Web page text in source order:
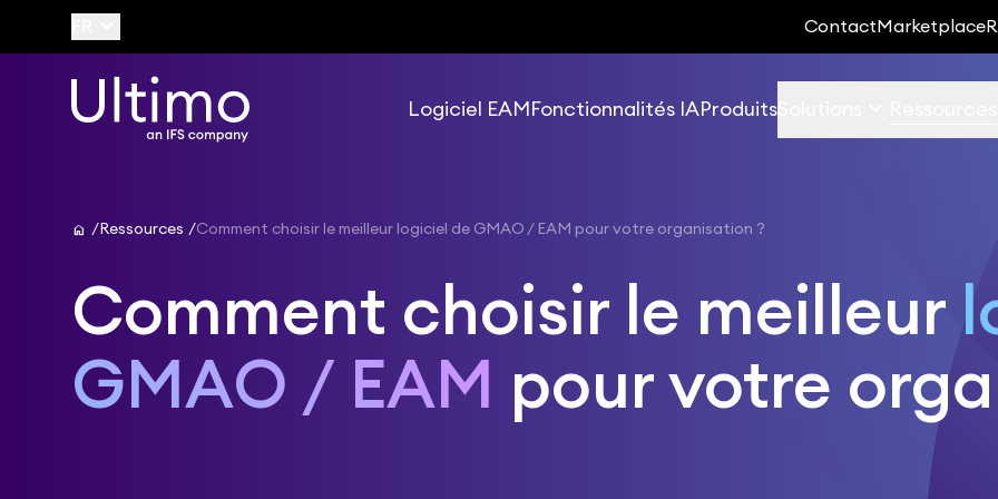
Contact Marketplace
Logiciel EAM Fonctionnalités IA Produits
home Ressources Comment choisir le meilleur logiciel de GMAO / EAM pour votre organisation ?
Comment choisir le meilleur
GMAO / EAM pour votre